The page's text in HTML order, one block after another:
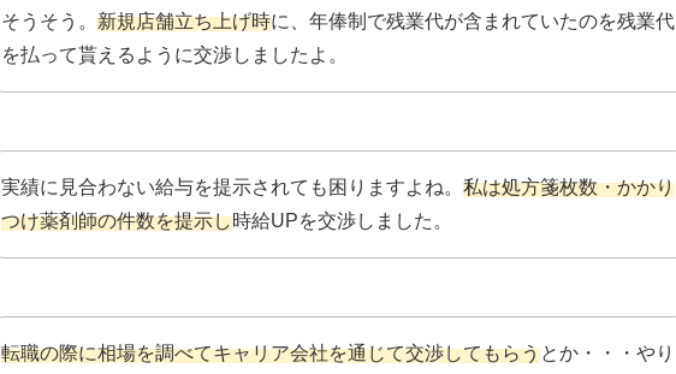
そうそう。 新規店舗立ち上げ時に、年俸制で残業代が含まれていたのを残業代
を払って貰えるように交渉しましたよ。
実績に見合わない給与を提示されても困りますよね。 私は処方箋枚数・かかり
つけ薬剤師の件数を提示し時給UPを交渉しました。
転職の際に相場を調べてキャリア会社を通じて交渉してもらうとか・・・やり